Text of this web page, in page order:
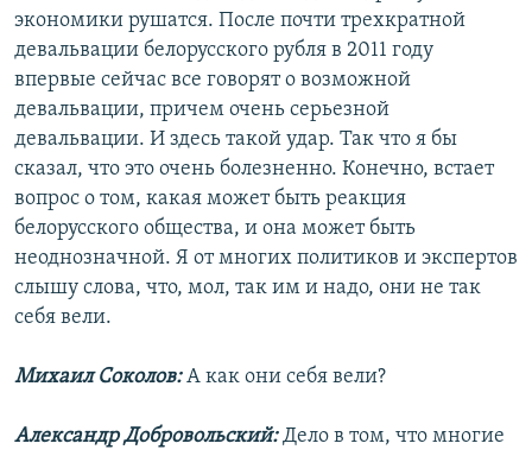
экономики рушатся. После почти трехкратной
девальвации белорусского рубля в 2011 году
впервые сейчас все говорят о возможной
девальвации, причем очень серьезной
девальвации. И здесь такой удар. Так что я бы
сказал, что это очень болезненно. Конечно, встает
вопрос о том, какая может быть реакция
белорусского общества, и она может быть
неоднозначной. Я от многих политиков и экспертов
слышу слова, что, мол, так им и надо, они не так
себя вели.
Михаил Соколов:А как они себя вели?
Александр Добровольский:Дело в том, что многие